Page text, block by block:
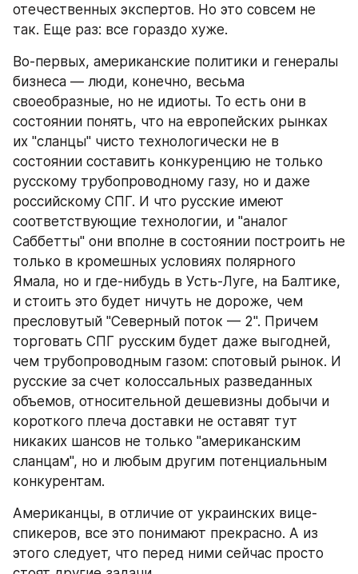
отечественных экспертов. Но это совсем не
так. Еще раз: все гораздо хуже.
Во-первых, американские политики и генералы
бизнеса — люди, конечно, весьма
своеобразные, но не идиоты. То есть они в
состоянии понять, что на европейских рынках
их "сланцы" чисто технологически не в
состоянии составить конкуренцию не только
русскому трубопроводному газу, но и даже
российскому СПГ. И что русские имеют
соответствующие технологии, и "аналог
Саббетты" они вполне в состоянии построить не
только в кромешных условиях полярного
Ямала, но и где-нибудь в Усть-Луге, на Балтике,
и стоить это будет ничуть не дороже, чем
пресловутый "Северный поток — 2". Причем
торговать СПГ русским будет даже выгодней,
чем трубопроводным газом: спотовый рынок. И
русские за счет колоссальных разведанных
объемов, относительной дешевизны добычи и
короткого плеча доставки не оставят тут
никаких шансов не только "американским
сланцам", но и любым другим потенциальным
конкурентам.
Американцы, в отличие от украинских вице-
спикеров, все это понимают прекрасно. А из
этого следует, что перед ними сейчас просто